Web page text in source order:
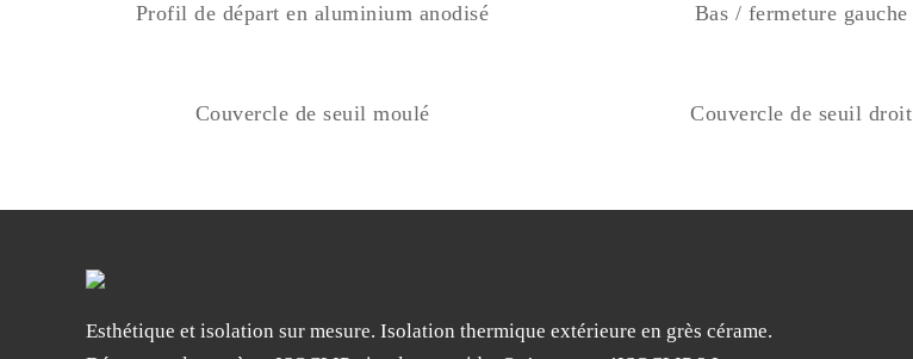
Profil de départ en aluminium anodisé Bas / fermeture gauche
Couvercle de seuil moulé
Couvercle de seuil droit
Esthétique et isolation sur mesure. Isolation thermique extérieure en grès cérame.